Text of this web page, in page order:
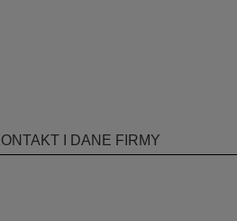
I DANE FIRMY